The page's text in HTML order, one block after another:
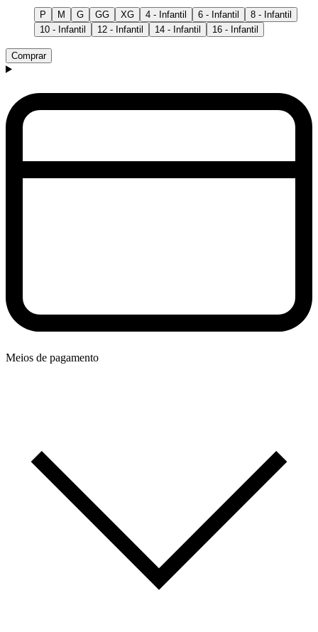
P M G GG XG 4 - Infantil 6 - Infantil
8 - Infantil
10 - Infantil
12 - Infantil 14 - Infantil 16 - Infantil
Comprar
Meios de pagamento